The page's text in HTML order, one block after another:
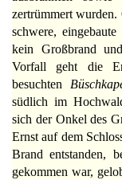
zertrümmert wurden.
schwere,
kein Großbrand
Vorfall geht die
besuchten
südlich im
sich der Onkel des
Ernst auf dem
Brand entstanden,
gekommen war,